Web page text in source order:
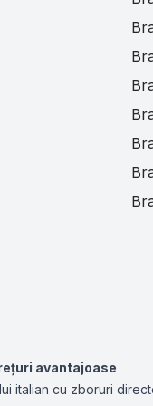
avantajoase
italian cu zboruri